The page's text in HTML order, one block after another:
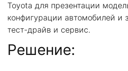
Toyota для презентации
конфигурации автомобилей и
тест-драйв и сервис.
Решение: